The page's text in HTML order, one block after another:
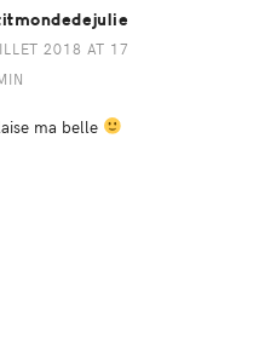
2018 AT 17
ma belle